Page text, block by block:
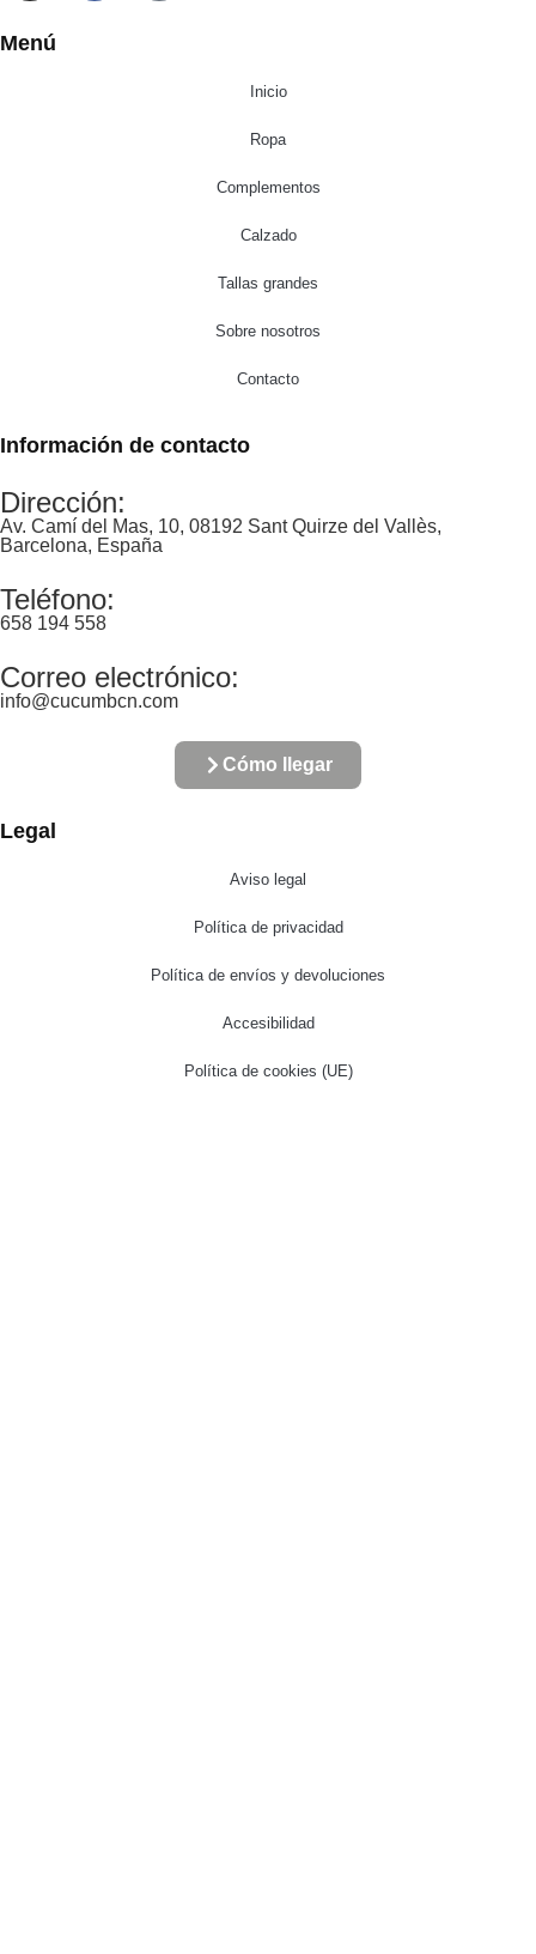
Menú
Inicio
Ropa
Complementos
Calzado
Tallas grandes
Sobre nosotros
Contacto
Información de contacto
Dirección:
Av. Camí del Mas, 10, 08192 Sant Quirze del Vallès,
Barcelona, España
Teléfono:
658 194 558
Correo electrónico:
info@cucumbcn.com
Cómo llegar
Legal
Aviso legal
Política de privacidad
Política de envíos y devoluciones
Accesibilidad
Política de cookies (UE)